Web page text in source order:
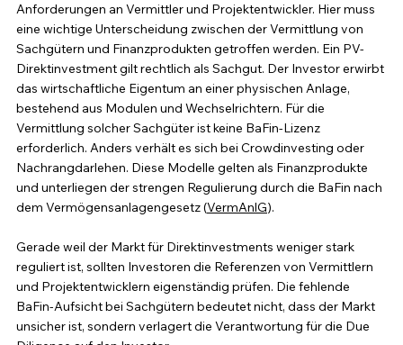
Anforderungen an Vermittler und Projektentwickler. Hier muss
eine wichtige Unterscheidung zwischen der Vermittlung von
Sachgütern und Finanzprodukten getroffen werden. Ein PV-
Direktinvestment gilt rechtlich als Sachgut. Der Investor erwirbt
das wirtschaftliche Eigentum an einer physischen Anlage,
bestehend aus Modulen und Wechselrichtern. Für die
Vermittlung solcher Sachgüter ist keine BaFin-Lizenz
erforderlich. Anders verhält es sich bei Crowdinvesting oder
Nachrangdarlehen. Diese Modelle gelten als Finanzprodukte
und unterliegen der strengen Regulierung durch die BaFin nach
dem Vermögensanlagengesetz (VermAnlG).
Gerade weil der Markt für Direktinvestments weniger stark
reguliert ist, sollten Investoren die Referenzen von Vermittlern
und Projektentwicklern eigenständig prüfen. Die fehlende
BaFin-Aufsicht bei Sachgütern bedeutet nicht, dass der Markt
unsicher ist, sondern verlagert die Verantwortung für die Due